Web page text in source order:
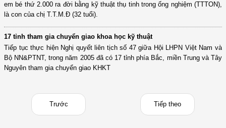
em bé thứ 2.000 ra đời bằng kỹ thuật thụ tinh trong ống nghiệm (TTTON),
là con của chị T.T.M.Đ (32 tuổi).
17 tỉnh tham gia chuyển giao khoa học kỹ thuật
Tiếp tục thực hiện Nghị quyết liên tịch số 47 giữa Hội LHPN Việt Nam và
Bộ NN&PTNT, trong năm 2005 đã có 17 tỉnh phía Bắc, miền Trung và Tây
Nguyên tham gia chuyển giao KHKT
Trước Tiếp theo